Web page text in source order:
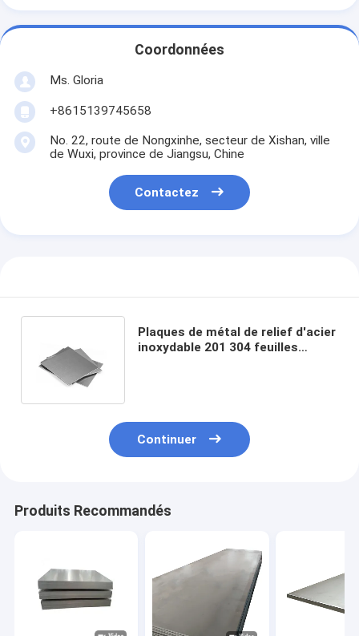
Coordonnées
Ms. Gloria
+8615139745658
No. 22, route de Nongxinhe, secteur de Xishan, ville
de Wuxi, province de Jiangsu, Chine
Contactez
Plaques de métal de relief d'acier
inoxydable 201 304 feuilles
Continuer
Produits Recommandés